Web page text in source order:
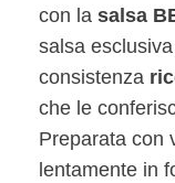
con la salsa
salsa
consistenza
che le
Preparata con
lentamente in